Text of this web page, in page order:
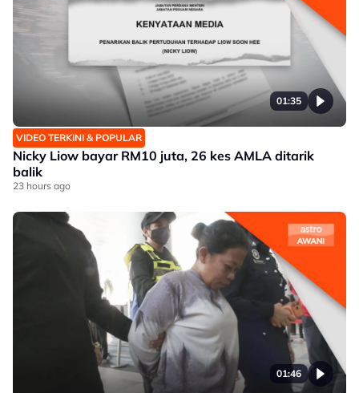
01:35
VIDEO TERKINI & POPULAR
Nicky Liow bayar RM10 juta, 26 kes AMLA ditarik
balik
23 hours ago
01:46